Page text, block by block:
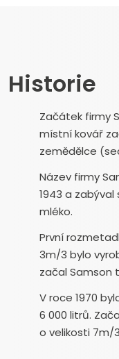
Historie
Začátek firmy
místní kovář
zemědělce
Název firmy
1943 a
mléko.
První
3m/3 bylo
začal Samson
V roce 1970
6 000 litrů.
o velikosti 7m/3